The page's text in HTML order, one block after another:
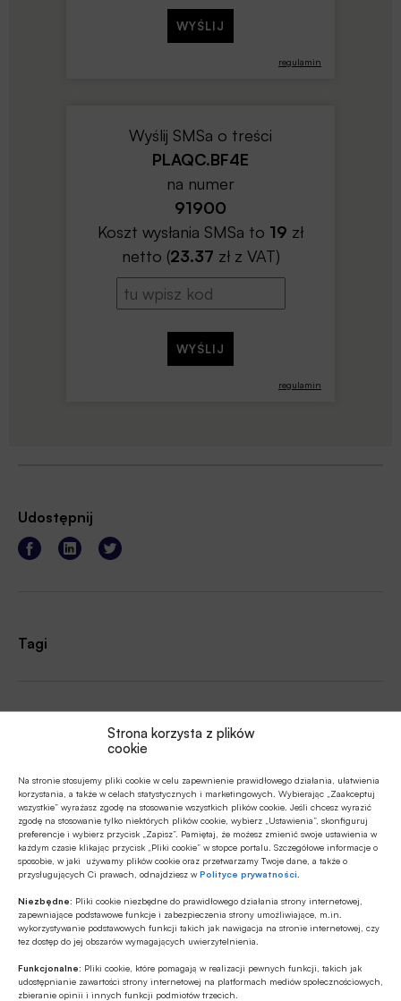
Strona korzysta z plików
cookie
Na stronie stosujemy pliki cookie w celu zapewnienie prawidłowego działania, ułatwienia
korzystania, a także w celach statystycznych i marketingowych. Wybierając „Zaakceptuj
wszystkie” wyrażasz zgodę na stosowanie wszystkich plików cookie. Jeśli chcesz wyrazić
zgodę na stosowanie tylko niektórych plików cookie, wybierz „Ustawienia”, skonfiguruj
preferencje i wybierz przycisk „Zapisz”. Pamiętaj, że możesz zmienić swoje ustawienia w
każdym czasie klikając przycisk „Pliki cookie” w stopce portalu. Szczegółowe informacje o
sposobie, w jaki używamy plików cookie oraz przetwarzamy Twoje dane, a także o
przysługujących Ci prawach, odnajdziesz wPolityce prywatności
Niezbędne: Pliki cookie niezbędne do prawidłowego działania strony internetowej,
zapewniające podstawowe funkcje i zabezpieczenia strony umożliwiające, m.in.
wykorzystywanie podstawowych funkcji takich jak nawigacja na stronie internetowej, czy
tez dostęp do jej obszarów wymagających uwierzytelnienia.
Funkcjonalne: Pliki cookie, które pomagają w realizacji pewnych funkcji, takich jak
udostępnianie zawartości strony internetowej na platformach mediów społecznościowych,
zbieranie opinii i innych funkcji podmiotów trzecich.
regulamin
regulamin
Wyślij SMSa o treści
PLAQC.BF4E
na numer
91900
Koszt wysłania SMSa to 19 zł
netto (23.37 zł z VAT)
Udostępnij
Tagi
Źródło
MULTIMEDIA
przemysł zbrojeniowy